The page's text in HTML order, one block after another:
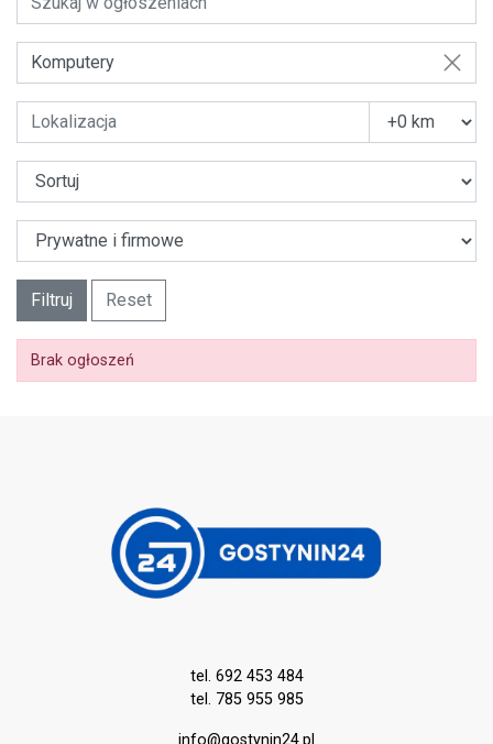
Komputery
Filtruj Reset
Brak ogłoszeń
tel. 692 453 484
tel. 785 955 985